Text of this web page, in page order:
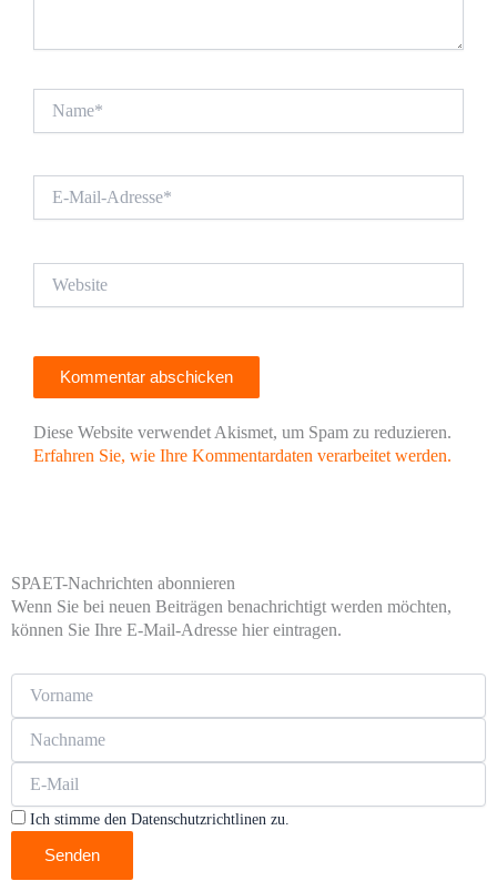
Mail-
Diese Website verwendet Akismet, um Spam zu reduzieren.
Erfahren Sie, wie Ihre Kommentardaten verarbeitet werden.
SPAET-Nachrichten abonnieren
Wenn Sie bei neuen Beiträgen benachrichtigt werden möchten,
können Sie Ihre E-Mail-Adresse hier eintragen.
Ich stimme den Datenschutzrichtlinen zu.
Senden